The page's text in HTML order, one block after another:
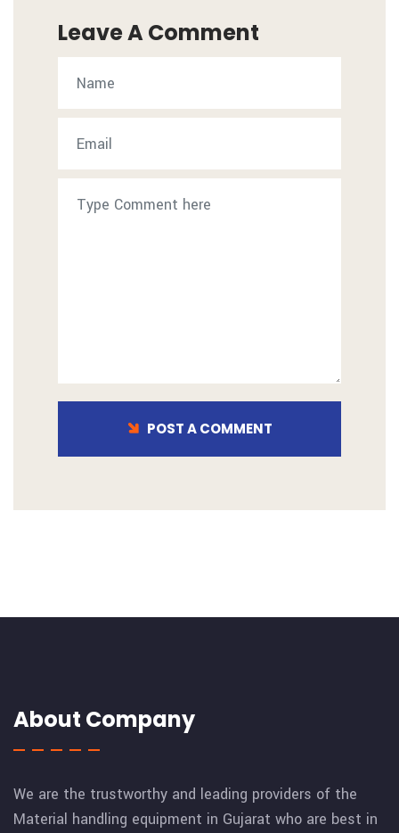
Leave A Comment
POST A COMMENT
About Company
We are the trustworthy and leading providers of the
Material handling equipment in Gujarat who are best in